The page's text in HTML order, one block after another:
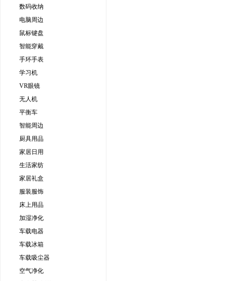
数码收纳
电脑周边
鼠标键盘
智能穿戴
手环手表
学习机
VR眼镜
无人机
平衡车
智能周边
厨具用品
家居日用
生活家纺
家居礼盒
服装服饰
床上用品
加湿净化
车载电器
车载冰箱
车载吸尘器
空气净化